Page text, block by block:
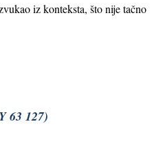
iz konteksta, što nije tačno
63 127)